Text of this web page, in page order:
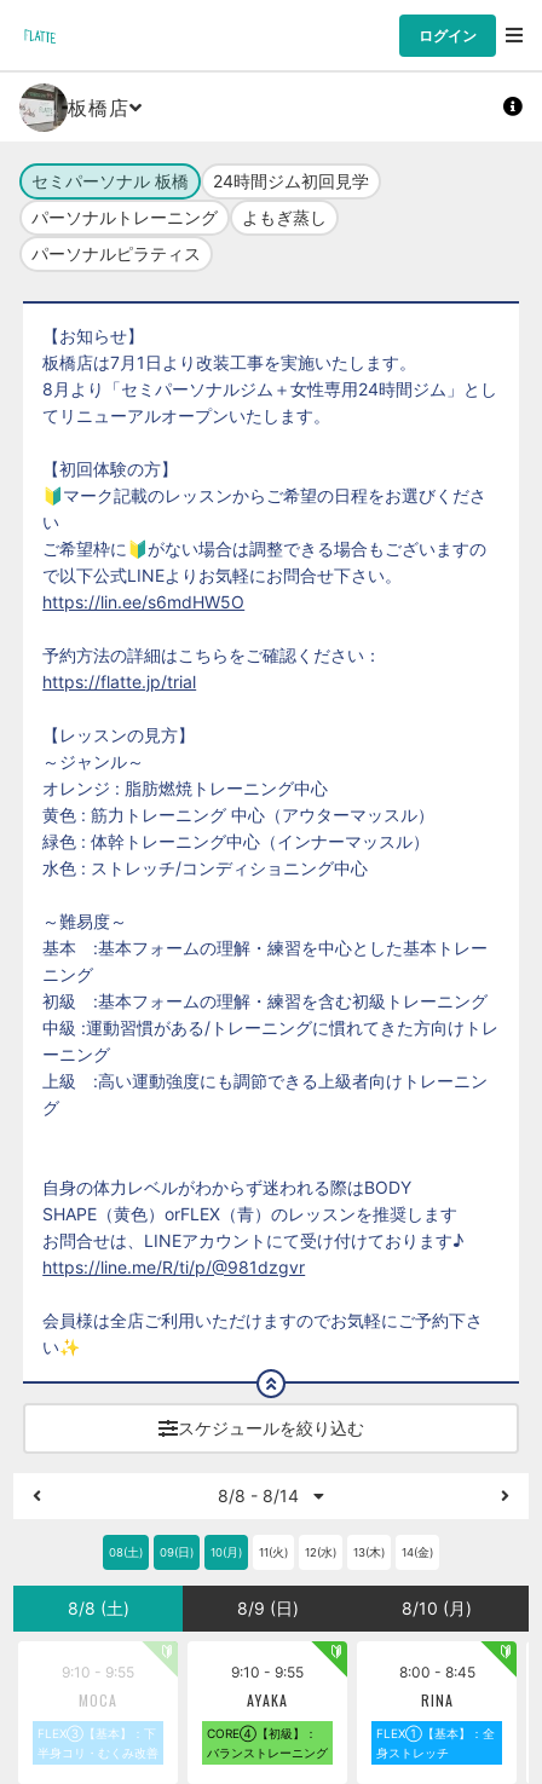
ログイン
板橋店
セミパーソナル 板橋
24時間ジム初回見学
パーソナルトレーニング
よもぎ蒸し
パーソナルピラティス
【お知らせ】
板橋店は7月1日より改装工事を実施いたします。
8月より「セミパーソナルジム＋女性専用24時間ジム」とし
てリニューアルオープンいたします。
【初回体験の方】
🔰マーク記載のレッスンからご希望の日程をお選びくださ
い
ご希望枠に🔰がない場合は調整できる場合もございますの
で以下公式LINEよりお気軽にお問合せ下さい。
https://lin.ee/s6mdHW5O
予約方法の詳細はこちらをご確認ください：
https://flatte.jp/trial
【レッスンの見方】
～ジャンル～
オレンジ : 脂肪燃焼トレーニング中心
黄色 : 筋力トレーニング 中心（アウターマッスル）
緑色 : 体幹トレーニング中心（インナーマッスル）
水色 : ストレッチ/コンディショニング中心
～難易度～
基本 :基本フォームの理解・練習を中心とした基本トレー
ニング
初級 :基本フォームの理解・練習を含む初級トレーニング
中級 :運動習慣がある/トレーニングに慣れてきた方向けトレ
ーニング
上級 :高い運動強度にも調節できる上級者向けトレーニン
グ
自身の体力レベルがわからず迷われる際はBODY
SHAPE（黄色）orFLEX（青）のレッスンを推奨します
お問合せは、LINEアカウントにて受け付けております♪
https://line.me/R/ti/p/@981dzgvr
会員様は全店ご利用いただけますのでお気軽にご予約下さ
い✨
スケジュールを絞り込む
8/8 - 8/14
08(土) 09(日) 10(月) 11(火) 12(水) 13(木) 14(金)
8/8 (土) 8/9 (日) 8/10 (月)
9:10 - 9:55
MOCA
FLEX③【基本】：下
半身コリ・むくみ改善
9:10 - 9:55
AYAKA
CORE④【初級】：
バランストレーニング
8:00 - 8:45
RINA
FLEX①【基本】：全
身ストレッチ